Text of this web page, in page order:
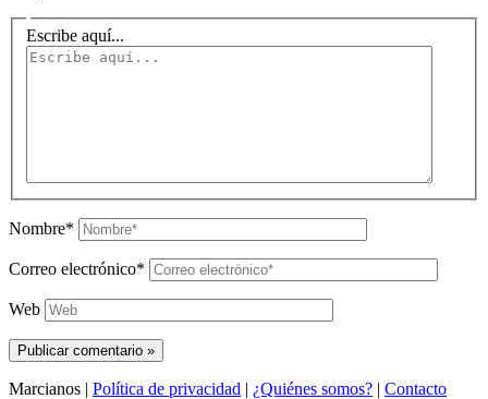
Escribe aquí...
Nombre*
Correo electrónico*
Web
Marcianos | Política de privacidad | ¿Quiénes somos? | Contacto